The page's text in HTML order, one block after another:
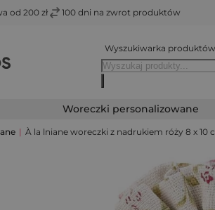
od 200 zł 100 dni na zwrot produktów
Wyszukiwarka produktów
Woreczki personalizowane
| À la lniane woreczki z nadrukiem róży 8 x 10